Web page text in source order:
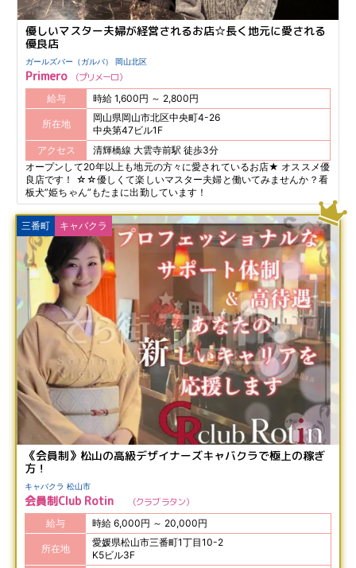
優しいマスター夫婦が経営されるお店☆長く地元に愛される
優良店
ガールズバー（ガルバ） 岡山北区
Primero プリメーロ
給与 時給 1,600円 ～ 2,800円
所在地
岡山県岡山市北区中央町4-26
中央第47ビル1F
アクセス
清輝橋線 大雲寺前駅 徒歩3分
オープンして20年以上も地元の方々に愛されているお店★ オススメ優
良店です！ ☆☆優しくて楽しいマスター夫婦と働いてみませんか？看
板犬”姫ちゃん”もたまに出勤しています！
三番町 キャバクラ
《会員制》松山の高級デザイナーズキャバクラで極上の稼ぎ
方！
キャバクラ 松山市
会員制Club Rotin クラブ ラタン
給与 時給 6,000円 ～ 20,000円
所在地
愛媛県松山市三番町1丁目10-2
K5ビル3F